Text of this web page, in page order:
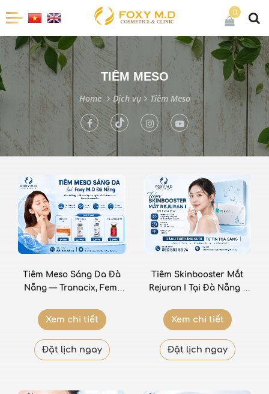
0
TIÊM MESO
Home Dịch vụ Tiêm Meso
Tiêm Meso Sáng Da Đà
Nẵng — Tranacix, Femi
Glow tại Foxy M.D Clinic
Xem chi tiết
Đặt lịch ngay
Tiêm Skinbooster Mắt
Rejuran I Tại Đà Nẵng –
Da Vùng Mắt
Xem chi tiết
Đặt lịch ngay